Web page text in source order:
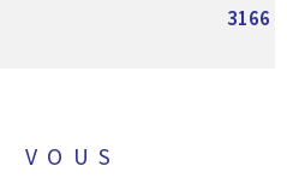
3166
VOUS